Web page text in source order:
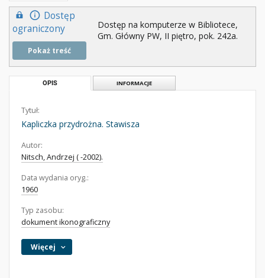
Dostęp
ograniczony
Pokaż treść
Dostęp na komputerze w Bibliotece,
Gm. Główny PW, II piętro, pok. 242a.
OPIS INFORMACJE
Tytuł:
Kapliczka przydrożna. Stawisza
Autor:
Nitsch, Andrzej ( -2002).
Data wydania oryg.:
1960
Typ zasobu:
dokument ikonograficzny
Więcej